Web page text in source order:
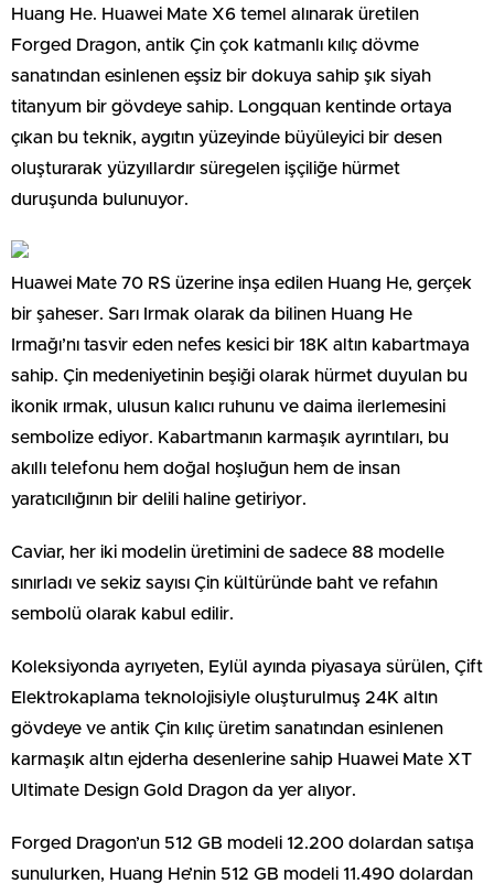
Huang He. Huawei Mate X6 temel alınarak üretilen
Forged Dragon, antik Çin çok katmanlı kılıç dövme
sanatından esinlenen eşsiz bir dokuya sahip şık siyah
titanyum bir gövdeye sahip. Longquan kentinde ortaya
çıkan bu teknik, aygıtın yüzeyinde büyüleyici bir desen
oluşturarak yüzyıllardır süregelen işçiliğe hürmet
duruşunda bulunuyor.
Huawei Mate 70 RS üzerine inşa edilen Huang He, gerçek
bir şaheser. Sarı Irmak olarak da bilinen Huang He
Irmağı’nı tasvir eden nefes kesici bir 18K altın kabartmaya
sahip. Çin medeniyetinin beşiği olarak hürmet duyulan bu
ikonik ırmak, ulusun kalıcı ruhunu ve daima ilerlemesini
sembolize ediyor. Kabartmanın karmaşık ayrıntıları, bu
akıllı telefonu hem doğal hoşluğun hem de insan
yaratıcılığının bir delili haline getiriyor.
Caviar, her iki modelin üretimini de sadece 88 modelle
sınırladı ve sekiz sayısı Çin kültüründe baht ve refahın
sembolü olarak kabul edilir.
Koleksiyonda ayrıyeten, Eylül ayında piyasaya sürülen, Çift
Elektrokaplama teknolojisiyle oluşturulmuş 24K altın
gövdeye ve antik Çin kılıç üretim sanatından esinlenen
karmaşık altın ejderha desenlerine sahip Huawei Mate XT
Ultimate Design Gold Dragon da yer alıyor.
Forged Dragon’un 512 GB modeli 12.200 dolardan satışa
sunulurken, Huang He’nin 512 GB modeli 11.490 dolardan